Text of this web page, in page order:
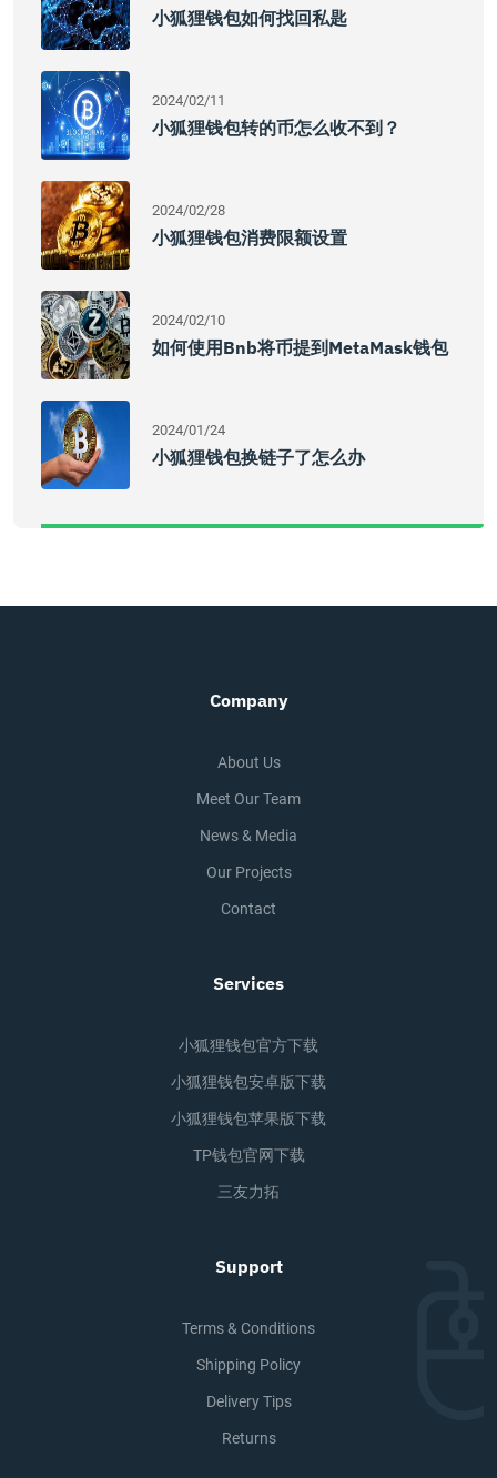
小狐狸钱包如何找回私匙
2024/02/11
小狐狸钱包转的币怎么收不到？
2024/02/28
小狐狸钱包消费限额设置
2024/02/10
如何使用Bnb将币提到MetaMask钱包
2024/01/24
小狐狸钱包换链子了怎么办
Company
About Us
Meet Our Team
News & Media
Our Projects
Contact
Services
小狐狸钱包官方下载
小狐狸钱包安卓版下载
小狐狸钱包苹果版下载
TP钱包官网下载
三友力拓
Support
Terms & Conditions
Shipping Policy
Delivery Tips
Returns